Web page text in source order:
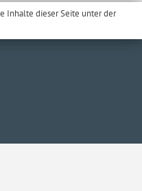
Inhalte dieser Seite unter der